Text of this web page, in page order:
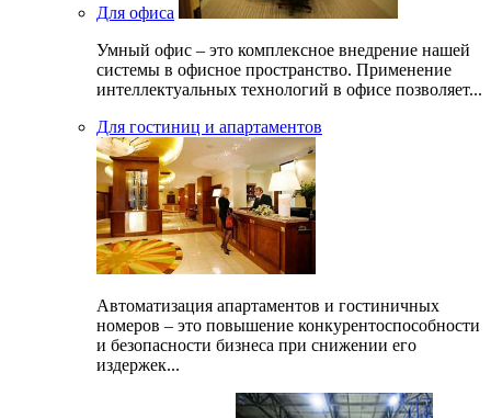
Для офиса
Умный офис – это комплексное внедрение нашей
системы в офисное пространство. Применение
интеллектуальных технологий в офисе позволяет...
Для гостиниц и апартаментов
Автоматизация апартаментов и гостиничных
номеров – это повышение конкурентоспособности
и безопасности бизнеса при снижении его
издержек...